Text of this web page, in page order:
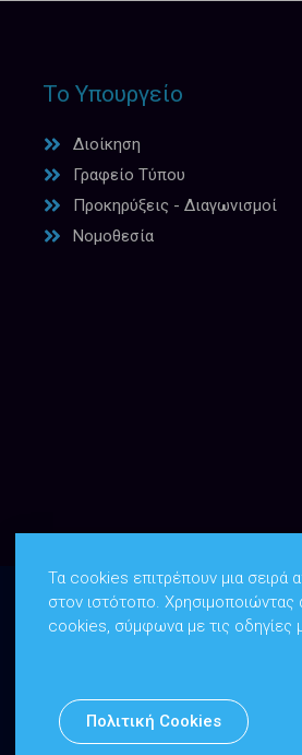
Το Υπουργείο
Διοίκηση
Γραφείο Τύπου
Προκηρύξεις - Διαγωνισμοί
Νομοθεσία
Copyright © 2026
Τα cookies επιτρέπουν μια σειρά
στον ιστότοπο.
cookies, σύμφωνα με τις οδηγίες
Πολιτική Cookies